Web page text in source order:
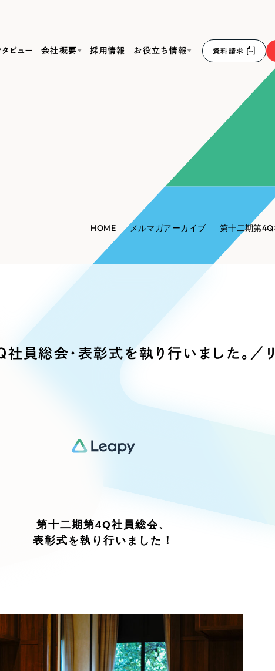
リープ・リクルーティング
求人票作成・面接など各種業務代行
リープ・キャリア 人材紹
完全成功報酬型のスカウト型ハイク
Pace クラウド型工数管理
ト・企業サイト
ーン・プロモーションサイト
ビュー 会社概要
SDGsへの取り組み
新着情報
採用情報 お役立ち情報
わかる資料３点セット
ン・Webマーケティングに関する情報を発信
営・Web戦略・地方創生に関する情報を発信
ガジンアーカイブ
たメールマガジンのアーカイブ
資料請求
求人・採用サイト （61件）
ポータルサイト・メディアサイト （39件）
キャンペーン・プロモーションサイト （12件）
ブランディング（ロゴ・印刷物） （90件）
Outsourcing
アウトソーシング（代行支援）
HOME メルマガアーカイブ 第十二期第4Q社員総会・
員総会・表彰式を執り行いました。／
第十二期第4Q社員総会、
表彰式を執り行いました！